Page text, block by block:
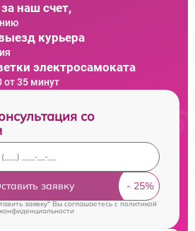
наш счет,
курьера
электросамоката
от 35 минут
со
заявку
заявку" Вы соглашаетесь cполитикой
конфиденциальности